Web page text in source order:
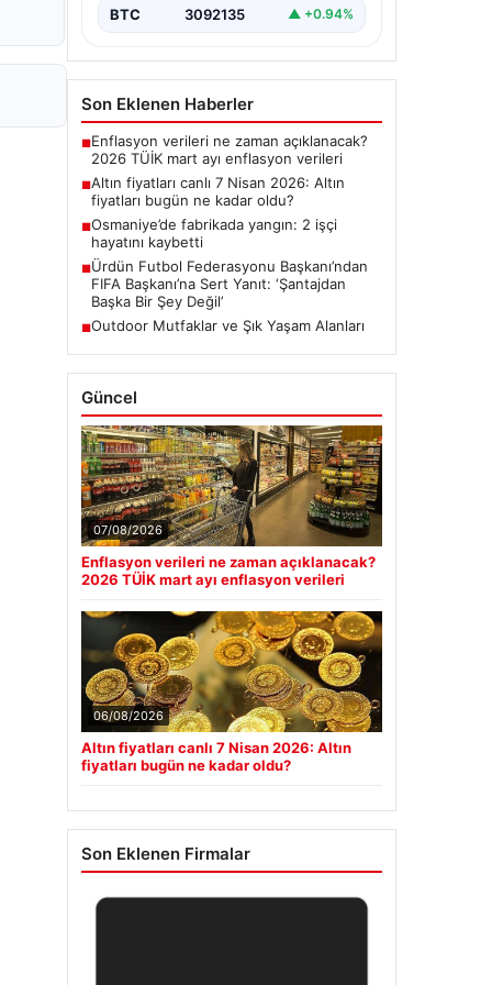
BTC 3092135 ▲ +0.94%
Son Eklenen Haberler
■Enflasyon verileri ne zaman açıklanacak?
2026 TÜİK mart ayı enflasyon verileri
■Altın fiyatları canlı 7 Nisan 2026: Altın
fiyatları bugün ne kadar oldu?
■Osmaniye’de fabrikada yangın: 2 işçi
hayatını kaybetti
■Ürdün Futbol Federasyonu Başkanı’ndan
FIFA Başkanı’na Sert Yanıt: ‘Şantajdan
Başka Bir Şey Değil’
■Outdoor Mutfaklar ve Şık Yaşam Alanları
Güncel
07/08/2026
Enflasyon verileri ne zaman açıklanacak?
2026 TÜİK mart ayı enflasyon verileri
06/08/2026
Altın fiyatları canlı 7 Nisan 2026: Altın
fiyatları bugün ne kadar oldu?
Son Eklenen Firmalar